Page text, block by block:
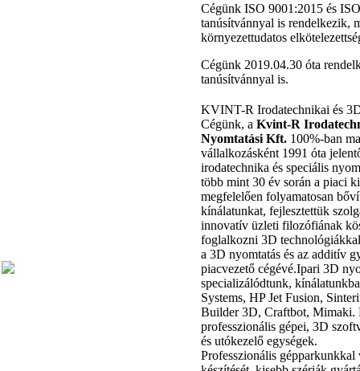
Cégünk ISO 9001:2015 és
tanúsítvánnyal is rendelkezik,
környezettudatos
Cégünk 2019.04.30 óta
tanúsítvánnyal is.
KVINT-R Irodatechnikai és
Cégünk, aKvint-R
Nyomtatási Kft. 100%-ban
vállalkozásként 1991 óta
irodatechnika és speciális
több mint 30 év során a piaci
megfelelően folyamatosan
kínálatunkat, fejlesztettük
innovatív üzleti filozófiának
foglalkozni 3D
a 3D nyomtatás és az additív
piacvezető cégévé.Ipari 3D
specializálódtunk,
Systems, HP Jet Fusion,
Builder 3D, Craftbot,
professzionális gépei, 3D
és utókezelő egységek.
Professzionális